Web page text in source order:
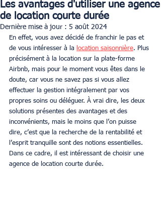
Les avantages d'utiliser une agence
de location courte durée
Dernière mise à jour : 5 août 2024
En effet, vous avez décidé de franchir le pas et
de vous intéresser à la
location saisonnière. Plus
précisément à la location sur la plate-forme
Airbnb, mais pour le moment vous êtes dans le
doute, car vous ne savez pas si vous allez
effectuer la gestion intégralement par vos
propres soins ou déléguer. À vrai dire, les deux
solutions présentes des avantages et des
inconvénients, mais le moins que l’on puisse
dire, c’est que la recherche de la rentabilité et
l’esprit tranquille sont des notions essentielles.
Dans ce cadre, il est intéressant de choisir une
agence de location courte durée.